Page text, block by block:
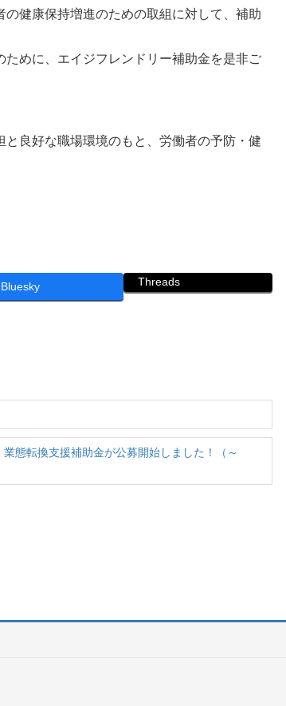
の健康保持増進のための取組に対して、補助
めに、エイジフレンドリー補助金を是非ご
良好な職場環境のもと、労働者の予防・健
Bluesky Threads
態転換支援補助金が公募開始しました！（～